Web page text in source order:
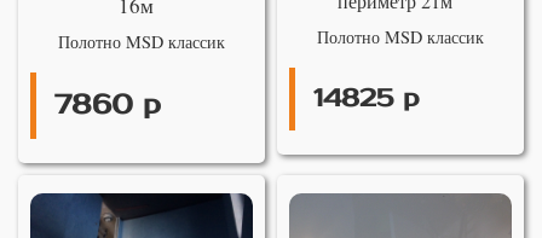
Полотно MSD классик
7860 р
Полотно MSD классик
14825 р